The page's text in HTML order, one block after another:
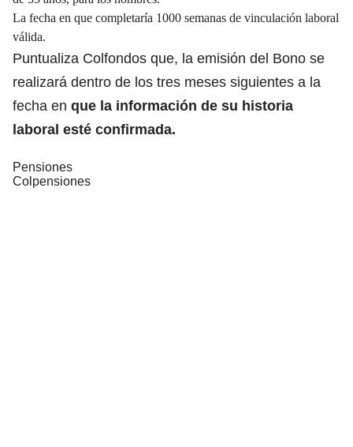
La fecha en que completaría 1000 semanas de vinculación laboral
válida.
Puntualiza Colfondos que, la emisión del Bono se
realizará dentro de los tres meses siguientes a la
fecha en que la información de su historia
laboral esté confirmada.
Pensiones
Colpensiones